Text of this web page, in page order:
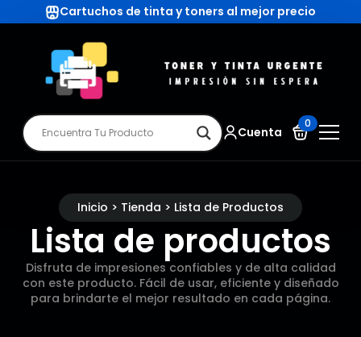
Cartuchos de tinta y toners al mejor precio
Cuenta
0
Inicio > Tienda > Lista de Productos
Lista de productos
Disfruta de impresiones confiables y de alta calidad
con este producto. Fácil de usar, eficiente y diseñado
para brindarte el mejor resultado en cada página.